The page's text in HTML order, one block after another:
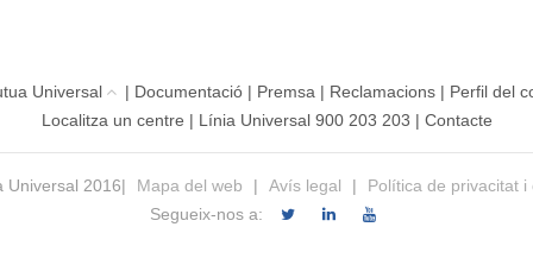
Universal | Documentació| Premsa| Reclamacions| Perfil del
Localitza un centre | Línia Universal 900 203 203 | Contacte
Universal 2016| Mapa del web | Avís legal |
Política de privacitat i
Segueix-nos a: